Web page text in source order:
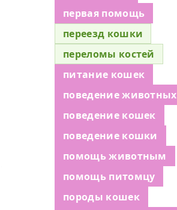
первая помощь
переезд кошки
переломы костей
питание кошек
поведение животных
поведение кошек
поведение кошки
помощь животным
помощь питомцу
породы кошек